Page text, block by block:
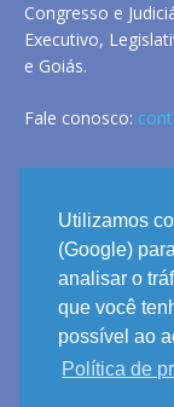
Utilizamos
(Google)
analisar o
que você
possível ao
Política de
Congresso e
Executivo,
e Goiás.
Fale conosco:
LINKS
ANUNCIE
PRIVACIDADE
CONTATO